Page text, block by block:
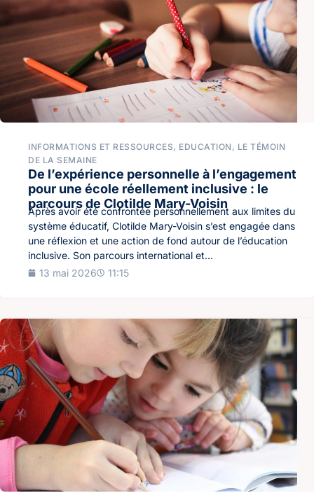
INFORMATIONS ET RESSOURCES, EDUCATION , LE TÉMOIN
DE LA SEMAINE
De l’expérience personnelle à l’engagement
pour une école réellement inclusive : le
parcours de Clotilde Mary-Voisin
Après avoir été confrontée personnellement aux limites du
système éducatif, Clotilde Mary-Voisin s’est engagée dans
une réflexion et une action de fond autour de l’éducation
inclusive. Son parcours international et...
13 mai 2026
11:15